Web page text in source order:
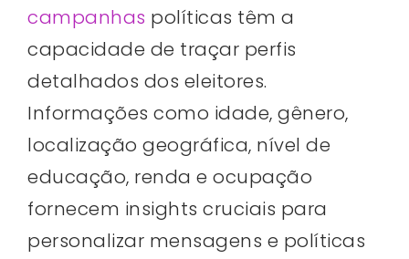
campanhas políticas têm a
capacidade de traçar perfis
detalhados dos eleitores.
Informações como idade, gênero,
localização geográfica, nível de
educação, renda e ocupação
fornecem insights cruciais para
personalizar mensagens e políticas